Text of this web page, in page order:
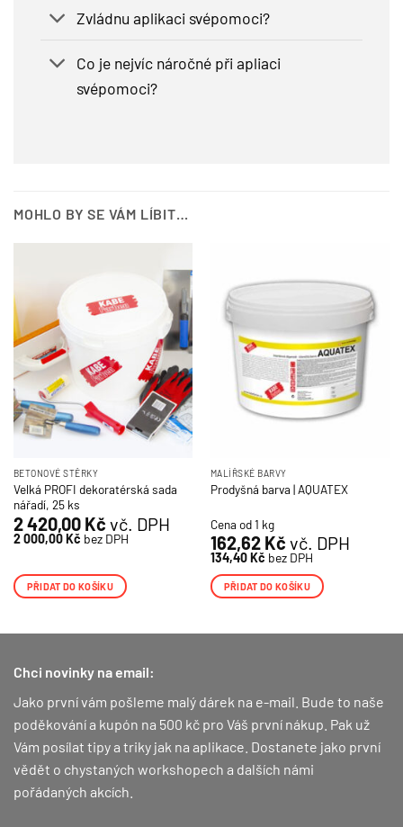
Zvládnu aplikaci svépomoci?
Co je nejvíc náročné při apliaci
svépomoci?
MOHLO BY SE VÁM LÍBIT…
BETONOVÉ STĚRKY
Velká PROFI dekoratérská sada
nářadí, 25 ks
2 420,00 Kč vč. DPH
2 000,00Kč bez DPH
PŘIDAT DO KOŠÍKU
MALÍŘSKÉ BARVY
Prodyšná barva | AQUATEX
Cena od 1 kg
162,62 Kč vč. DPH
134,40Kč bez DPH
PŘIDAT DO KOŠÍKU
Chci novinky na email:
Jako první vám pošleme malý dárek na e-mail. Bude to naše
poděkování a kupón na 500 kč pro Váš první nákup. Pak už
Vám posílat tipy a triky jak na aplikace. Dostanete jako první
vědět o chystaných workshopech a dalších námi
pořádaných akcích.